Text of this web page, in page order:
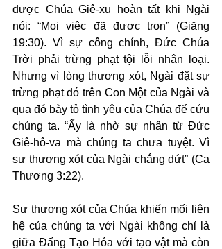
được Chúa Giê-xu hoàn tất khi Ngài
nói: “Mọi việc đã được trọn” (Giăng
19:30). Vì sự công chính, Đức Chúa
Trời phải trừng phạt tội lỗi nhân loại.
Nhưng vì lòng thương xót, Ngài đặt sự
trừng phạt đó trên Con Một của Ngài và
qua đó bày tỏ tình yêu của Chúa để cứu
chúng ta. “Ấy là nhờ sự nhân từ Đức
Giê-hô-va mà chúng ta chưa tuyệt. Vì
sự thương xót của Ngài chẳng dứt” (Ca
Thương 3:22).
Sự thương xót của Chúa khiến mối liên
hệ của chúng ta với Ngài không chỉ là
giữa Đấng Tạo Hóa với tạo vật mà còn